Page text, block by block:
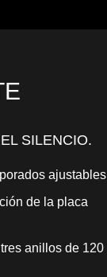
SILENCIO.
ajustables
de la placa
anillos de 120